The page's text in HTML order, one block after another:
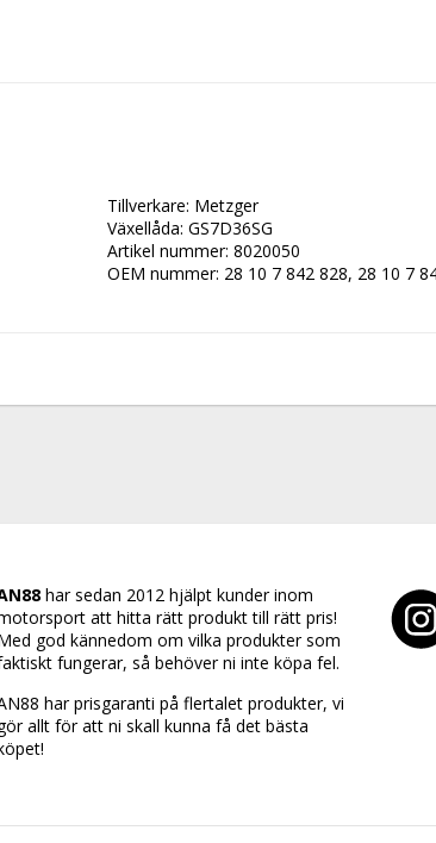
Tillverkare: Metzger
Växellåda: GS7D36SG
Artikel nummer: 8020050
OEM nummer: 28 10 7 842 828, 28 10 7
har sedan 2012 hjälpt kunder inom
att hitta rätt produkt till rätt pris!
god kännedom om vilka produkter som
fungerar, så behöver ni inte köpa fel.
har prisgaranti på flertalet produkter, vi
allt för att ni skall kunna få det bästa